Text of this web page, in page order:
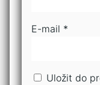
E-mail *
Uložit do